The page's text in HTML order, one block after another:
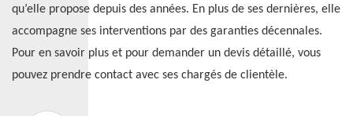
qu’elle propose depuis des années. En plus de ses dernières, elle
accompagne ses interventions par des garanties décennales.
Pour en savoir plus et pour demander un devis détaillé, vous
pouvez prendre contact avec ses chargés de clientèle.